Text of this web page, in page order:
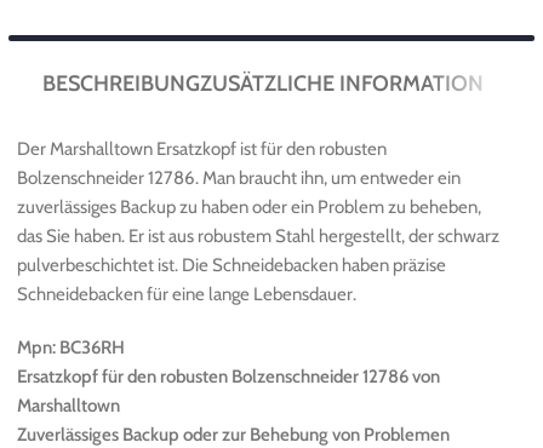
BESCHREIBUNGZUSÄTZLICHE INFORMATION
Der Marshalltown Ersatzkopf ist für den robusten
Bolzenschneider 12786. Man braucht ihn, um entweder ein
zuverlässiges Backup zu haben oder ein Problem zu beheben,
das Sie haben. Er ist aus robustem Stahl hergestellt, der schwarz
pulverbeschichtet ist. Die Schneidebacken haben präzise
Schneidebacken für eine lange Lebensdauer.
Mpn: BC36RH
Ersatzkopf für den robusten Bolzenschneider 12786 von
Marshalltown
Zuverlässiges Backup oder zur Behebung von Problemen